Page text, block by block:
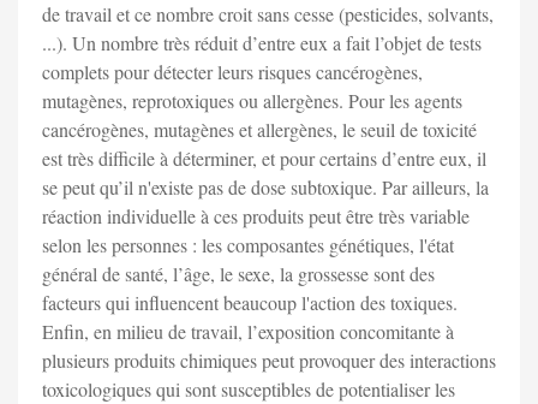
de travail et ce nombre croit sans cesse (pesticides, solvants,
...). Un nombre très réduit d’entre eux a fait l’objet de tests
complets pour détecter leurs risques cancérogènes,
mutagènes, reprotoxiques ou allergènes. Pour les agents
cancérogènes, mutagènes et allergènes, le seuil de toxicité
est très difficile à déterminer, et pour certains d’entre eux, il
se peut qu’il n'existe pas de dose subtoxique. Par ailleurs, la
réaction individuelle à ces produits peut être très variable
selon les personnes : les composantes génétiques, l'état
général de santé, l’âge, le sexe, la grossesse sont des
facteurs qui influencent beaucoup l'action des toxiques.
Enfin, en milieu de travail, l’exposition concomitante à
plusieurs produits chimiques peut provoquer des interactions
toxicologiques qui sont susceptibles de potentialiser les